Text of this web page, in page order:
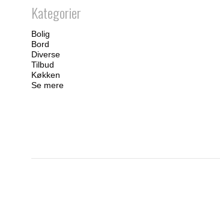
Kategorier
Bolig
Bord
Diverse
Tilbud
Køkken
Se mere